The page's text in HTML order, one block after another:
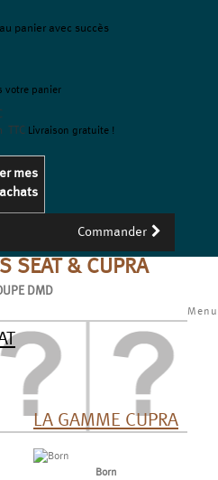
panier avec succès
votre panier
TTC Livraison gratuite !
mes
achats
Commander
SEAT & CUPRA
DMD
Menu
LA GAMME CUPRA
Born